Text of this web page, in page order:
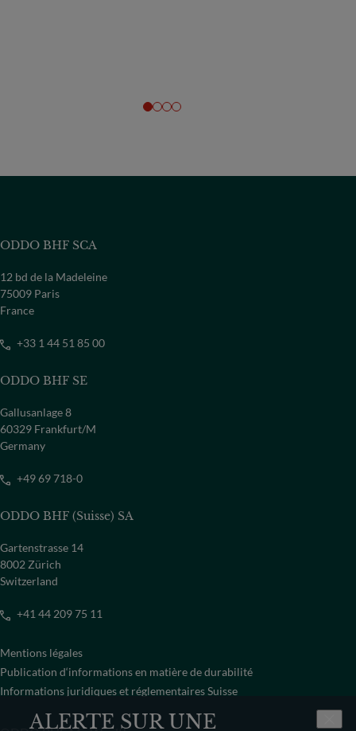
ALERTE SUR UNE
ODDO BHF SCA
12 bd de la Madeleine
75009 Paris
France
+33 1 44 51 85 00
ODDO BHF SE
Gallusanlage 8
60329 Frankfurt/M
Germany
+49 69 718-0
ODDO BHF (Suisse) SA
Gartenstrasse 14
8002 Zürich
Switzerland
+41 44 209 75 11
Mentions légales
Publication d‘informations en matière de durabilité
Informations juridiques et réglementaires Suisse